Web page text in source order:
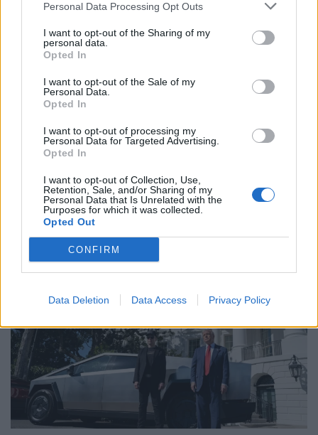
Personal Data Processing Opt Outs
I want to opt-out of the Sharing of my
personal data.
Opted In
I want to opt-out of the Sale of my
Personal Data.
Opted In
I want to opt-out of processing my
Personal Data for Targeted Advertising.
Opted In
I want to opt-out of Collection, Use,
Retention, Sale, and/or Sharing of my
Personal Data that Is Unrelated with the
Purposes for which it was collected.
Opted Out
CONFIRM
Data Deletion Data Access Privacy Policy
Torcal redefine luxo sensorial no primeiro SUV
elétrico da Bentley